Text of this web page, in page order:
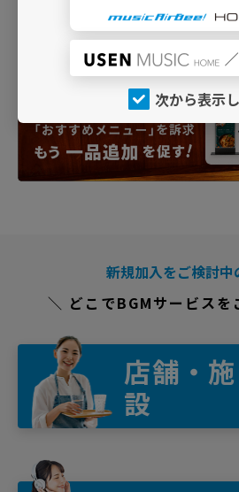
新規加入をご検討中
＼ どこでBGMサービスを
店舗・施
設
次から表示